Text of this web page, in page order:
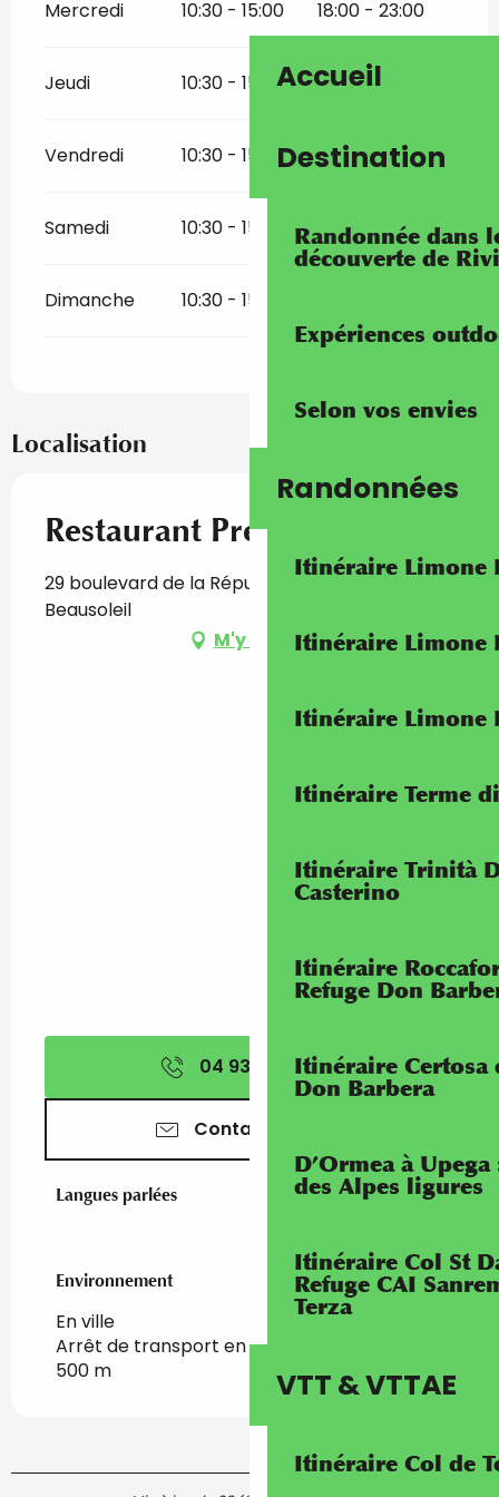
Accueil
Destination
Randonnée dans
découverte de
Expériences
Selon vos envies
Randonnées
Itinéraire Limone
Itinéraire Limone
Itinéraire Limone
Itinéraire Terme
Itinéraire Trinità
Casterino
Itinéraire
Refuge Don
Itinéraire Certosa
Don Barbera
D’Ormea à
des Alpes ligures
Itinéraire Col St
Refuge CAI
Terza
VTT & VTTAE
Itinéraire Col de
Mercredi 10:30 - 15:00 18:00 - 23:00
Jeudi 10:30 - 15:00 18:00 - 23:00
Vendredi 10:30 - 15:00 18:00 - 23:00
Samedi 10:30 - 15:00 18:00 - 23:00
Dimanche 10:30 - 15:00
Localisation
Restaurant Premium Kebab
29 boulevard de la République, 06240
Beausoleil
M'y rendre
04 93 97 40▒▒
Contactez-nous
Langues parlées
Langues parlées
Environnement
Environnement
En ville
Arrêt de transport en commun à moins de
500 m